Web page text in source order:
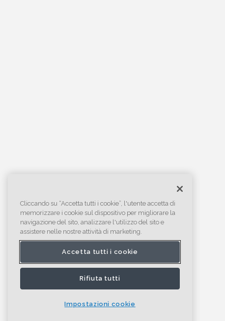
Cliccando su “Accetta tutti i cookie”, l'utente accetta di
memorizzare i cookie sul dispositivo per migliorare la
navigazione del sito, analizzare l'utilizzo del sito e
assistere nelle nostre attività di marketing.
Accetta tutti i cookie
Rifiuta tutti
Impostazioni cookie